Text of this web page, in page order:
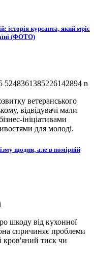
історія курсанта, який мріє
(ФОТО)
ветеранського
відвідувачі мали
ініціативами
для молоді.
щодня, але в помірній
шкоду від кухонної
спричиняє проблеми
кров'яний тиск чи